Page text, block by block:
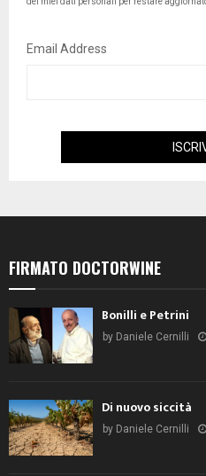
Email Address
FIRMATO DOCTORWINE
Bonilli e Petrini
by Daniele Cernilli
Di nuovo siccità
by Daniele Cernilli